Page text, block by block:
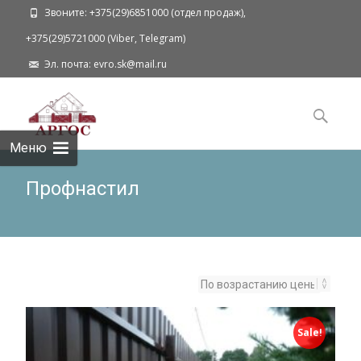
Звоните: +375(29)6851000 (отдел продаж),
+375(29)5721000 (Viber, Telegram)
Эл. почта: evro.sk@mail.ru
Меню
Поиск
для:
Профнастил
Sale!